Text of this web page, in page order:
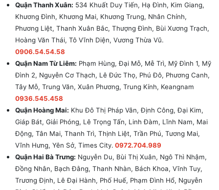
Quận Thanh Xuân: 534 Khuất Duy Tiến, Hạ Đình, Kim Giang,
Khương Đình, Khương Mai, Khương Trung, Nhân Chính,
Phương Liệt, Thanh Xuân Bắc, Thượng Đình, Bùi Xương Trạch,
Hoàng Văn Thái, Tô Vĩnh Diện, Vương Thừa Vũ.
0906.54.54.58
Quận Nam Từ Liêm: Phạm Hùng, Đại Mỗ, Mễ Trì, Mỹ Đình 1, Mỹ
Đình 2, Nguyễn Cơ Thạch, Lê Đức Thọ, Phú Đô, Phương Canh,
Tây Mỗ, Trung Văn, Xuân Phương, Trung Kính, Keangnam
0936.545.458
Quận Hoàng Mai: Khu Đô Thị Pháp Vân, Định Công, Đại Kim,
Giáp Bát, Giải Phóng, Lê Trọng Tấn, Linh Đàm, Lĩnh Nam, Mai
Động, Tân Mai, Thanh Trì, Thịnh Liệt, Trần Phú, Tương Mai,
Vĩnh Hưng, Yên Sở, Times City. 0972.704.989
Quận Hai Bà Trưng: Nguyễn Du, Bùi Thị Xuân, Ngô Thì Nhậm,
Đồng Nhân, Bạch Đằng, Thanh Nhàn, Bách Khoa, Vĩnh Tuy,
Trương Định, Lê Đại Hành, Phố Huế, Phạm Đình Hổ, Nguyễn